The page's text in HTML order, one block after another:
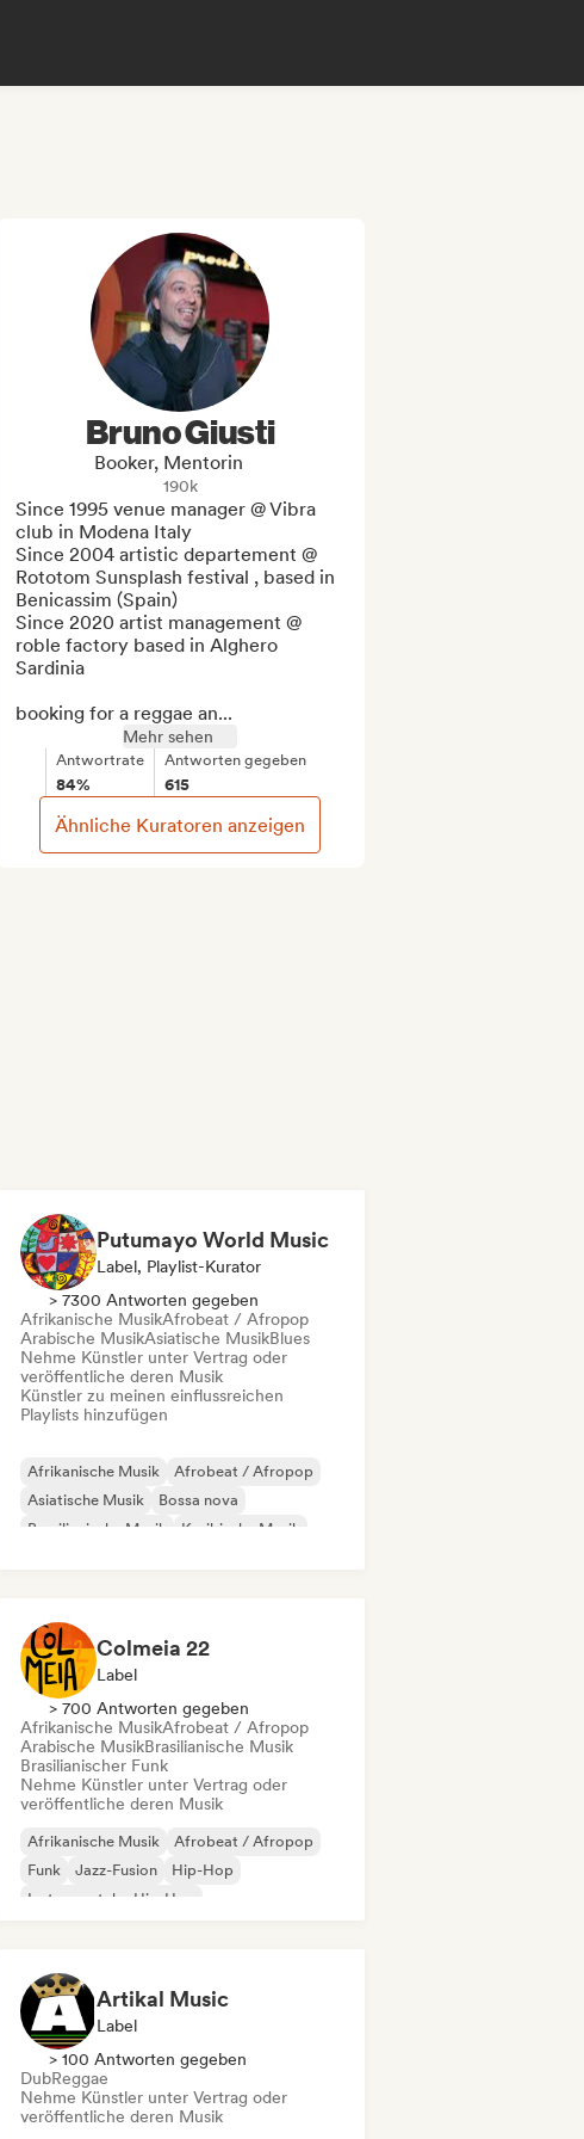
Bruno Giusti
Booker, Mentorin
190k
Since 1995 venue manager @ Vibra
club in Modena Italy
Since 2004 artistic departement @
Rototom Sunsplash festival , based in
Benicassim (Spain)
Since 2020 artist management @
roble factory based in Alghero
Sardinia
booking for a reggae an...
Mehr sehen
Antwortrate
84%
Antworten gegeben
615
Ähnliche Kuratoren anzeigen
Putumayo World Music
Label, Playlist-Kurator
> 7300 Antworten gegeben
Afrikanische MusikAfrobeat / Afropop
Arabische MusikAsiatische MusikBlues
Nehme Künstler unter Vertrag oder
veröffentliche deren Musik
Künstler zu meinen einflussreichen
Playlists hinzufügen
Afrikanische Musik
Afrobeat / Afropop
Asiatische Musik
Bossa nova
Brasilianische Musik
Karibische Musik
Colmeia 22
Label
> 700 Antworten gegeben
Afrikanische MusikAfrobeat / Afropop
Arabische MusikBrasilianische Musik
Brasilianischer Funk
Nehme Künstler unter Vertrag oder
veröffentliche deren Musik
Afrikanische Musik
Afrobeat / Afropop
Funk
Jazz-Fusion
Hip-Hop
Instrumentaler Hip-Hop
Artikal Music
Label
> 100 Antworten gegeben
DubReggae
Nehme Künstler unter Vertrag oder
veröffentliche deren Musik